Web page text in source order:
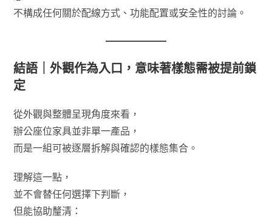
不構成任何關於配線方式、功能配置或安全性的討論。
結語｜外觀作為入口，意味著樣態需被提前鎖
定
從外觀與整體呈現角度來看，
辦公座位家具並非單一產品，
而是一組可被逐層拆解與確認的樣態集合。
理解這一點，
並不會替任何選擇下判斷，
但能協助釐清：